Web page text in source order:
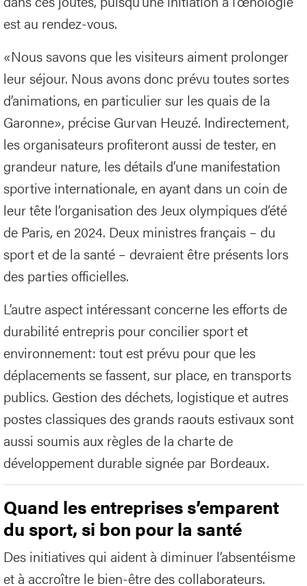
est au rendez-vous.
«Nous savons que les visiteurs aiment prolonger
leur séjour. Nous avons donc prévu toutes sortes
d’animations, en particulier sur les quais de la
Garonne», précise Gurvan Heuzé. Indirectement,
les organisateurs profiteront aussi de tester, en
grandeur nature, les détails d’une manifestation
sportive internationale, en ayant dans un coin de
leur tête l’organisation des Jeux olympiques d’été
de Paris, en 2024. Deux ministres français – du
sport et de la santé – devraient être présents lors
des parties officielles.
L’autre aspect intéressant concerne les efforts de
durabilité entrepris pour concilier sport et
environnement: tout est prévu pour que les
déplacements se fassent, sur place, en transports
publics. Gestion des déchets, logistique et autres
postes classiques des grands raouts estivaux sont
aussi soumis aux règles de la charte de
développement durable signée par Bordeaux.
Quand les entreprises s’emparent
du sport, si bon pour la santé
Des initiatives qui aident à diminuer l’absentéisme
et à accroître le bien-être des collaborateurs.